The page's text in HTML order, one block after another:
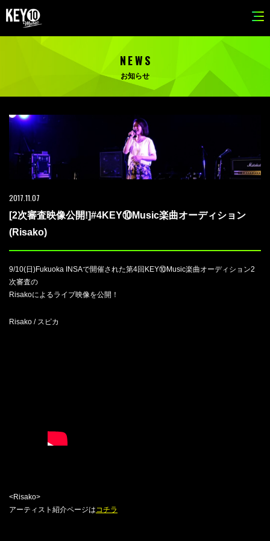
NEWS
お知らせ
2017.11.07
[2次審査映像公開!]#4KEY⑩Music楽曲オーディション
(Risako)
9/10(日)Fukuoka INSAで開催された第4回KEY⑩Music楽曲オーディション2
次審査の
Risakoによるライブ映像を公開！
Risako / スピカ
<Risako>
アーティスト紹介ページはコチラ